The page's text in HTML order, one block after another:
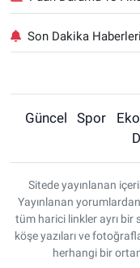
Son Dakika Haberleri
Güncel Spor
Sitede yayınlanan
Yayınlanan
tüm harici linkler ayrı bir
köşe yazıları ve
herhangi bir